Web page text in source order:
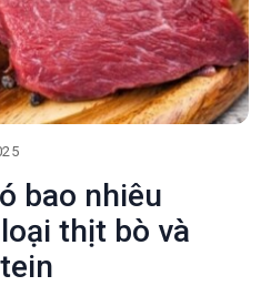
bao nhiêu
thịt bò và